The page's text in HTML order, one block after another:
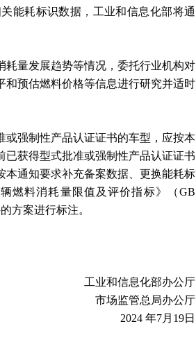
能耗标识数据，工业和信息化部将通
耗量发展趋势等情况，委托行业机构对
预估燃料价格等信息进行研究并适时
强制性产品认证证书的车型，应按本
获得型式批准或强制性产品认证证书
本通知要求补充备案数据、更换能耗标
燃料消耗量限值及评价指标》（GB
方案进行标注。
工业和信息化部办公厅
市场监管总局办公厅
2024 年7月19日